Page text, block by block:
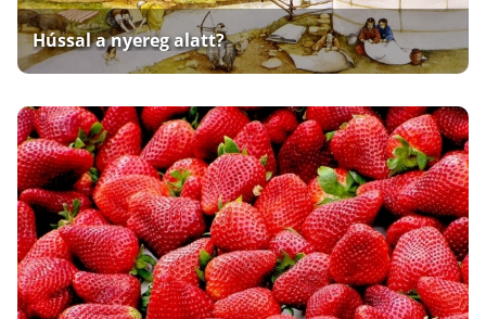
Hússal a nyereg alatt?